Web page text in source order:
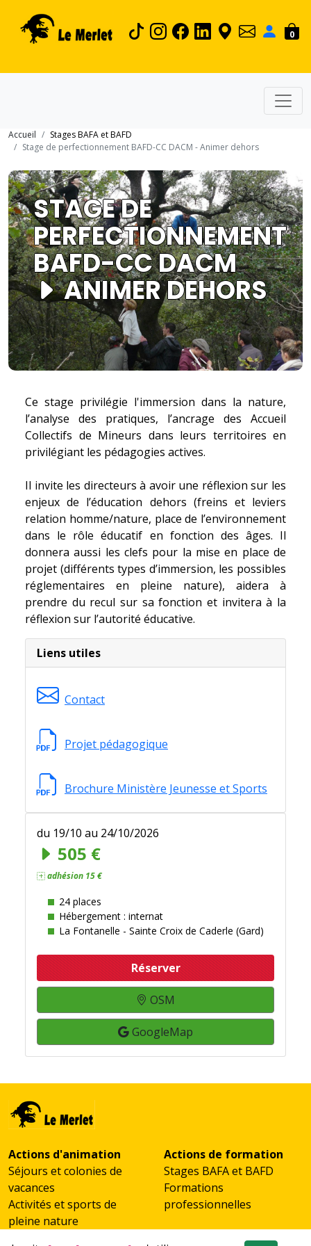
0
Accueil
Stages BAFA et BAFD
Stage de perfectionnement BAFD-CC DACM - Animer dehors
STAGE DE
PERFECTIONNEMENT
BAFD-CC DACM
ANIMER DEHORS
Ce stage privilégie l'immersion dans la nature,
l’analyse des pratiques, l’ancrage des Accueil
Collectifs de Mineurs dans leurs territoires en
privilégiant les pédagogies actives.
Il invite les directeurs à avoir une réflexion sur les
enjeux de l’éducation dehors (freins et leviers
relation homme/nature, place de l’environnement
dans le rôle éducatif en fonction des âges. Il
donnera aussi les clefs pour la mise en place de
projet (différents types d’immersion, les possibles
réglementaires en pleine nature), aidera à
prendre du recul sur sa fonction et invitera à la
réflexion sur l’autorité éducative.
Liens utiles
Contact
Projet pédagogique
Brochure Ministère Jeunesse et Sports
du 19/10 au 24/10/2026
505 €
adhésion 15 €
24 places
Hébergement : internat
La Fontanelle - Sainte Croix de Caderle (Gard)
Réserver
OSM
GoogleMap
Actions d'animation
Séjours et colonies de
vacances
Activités et sports de
pleine nature
Actions de formation
Stages BAFA et BAFD
Formations
professionnelles